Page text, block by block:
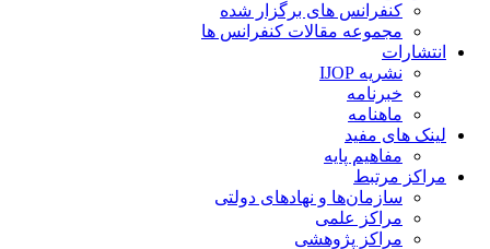
کنفرانس های برگزار شده
مجموعه مقالات کنفرانس ها
انتشارات
نشریه IJOP
خبرنامه
ماهنامه
لینک های مفید
مفاهیم پایه
مراکز مرتبط
سازمان‌ها و نهادهای دولتی
مراکز علمی
مراکز پژوهشی